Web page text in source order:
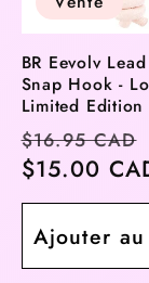
BR Eevolv
Snap Hook -
Limited Edition
Prix
habituel
$16.95 CAD
$15.00
Ajouter